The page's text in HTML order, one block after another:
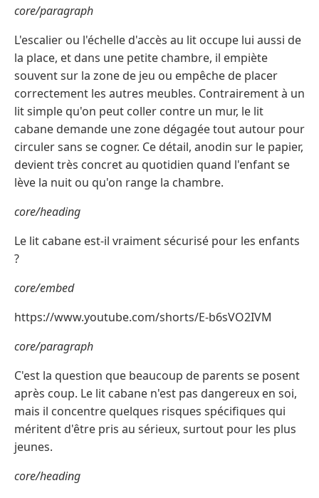
core/paragraph
L'escalier ou l'échelle d'accès au lit occupe lui aussi de
la place, et dans une petite chambre, il empiète
souvent sur la zone de jeu ou empêche de placer
correctement les autres meubles. Contrairement à un
lit simple qu'on peut coller contre un mur, le lit
cabane demande une zone dégagée tout autour pour
circuler sans se cogner. Ce détail, anodin sur le papier,
devient très concret au quotidien quand l'enfant se
lève la nuit ou qu'on range la chambre.
core/heading
Le lit cabane est-il vraiment sécurisé pour les enfants
?
core/embed
https://www.youtube.com/shorts/E-b6sVO2IVM
core/paragraph
C'est la question que beaucoup de parents se posent
après coup. Le lit cabane n'est pas dangereux en soi,
mais il concentre quelques risques spécifiques qui
méritent d'être pris au sérieux, surtout pour les plus
jeunes.
core/heading